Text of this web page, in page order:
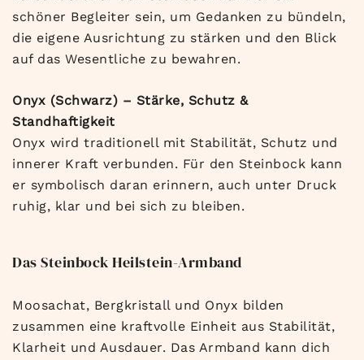
schöner Begleiter sein, um Gedanken zu bündeln,
die eigene Ausrichtung zu stärken und den Blick
auf das Wesentliche zu bewahren.
Onyx (Schwarz) – Stärke, Schutz &
Standhaftigkeit
Onyx wird traditionell mit Stabilität, Schutz und
innerer Kraft verbunden. Für den Steinbock kann
er symbolisch daran erinnern, auch unter Druck
ruhig, klar und bei sich zu bleiben.
Das Steinbock Heilstein-Armband
Moosachat, Bergkristall und Onyx bilden
zusammen eine kraftvolle Einheit aus Stabilität,
Klarheit und Ausdauer. Das Armband kann dich